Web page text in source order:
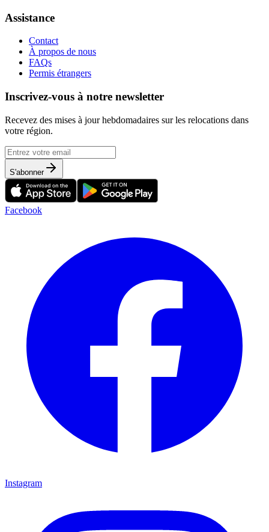
Assistance
Contact
À propos de nous
FAQs
Permis étrangers
Inscrivez-vous à notre newsletter
Recevez des mises à jour hebdomadaires sur les relocations dans
votre région.
S'abonner
Facebook
Instagram